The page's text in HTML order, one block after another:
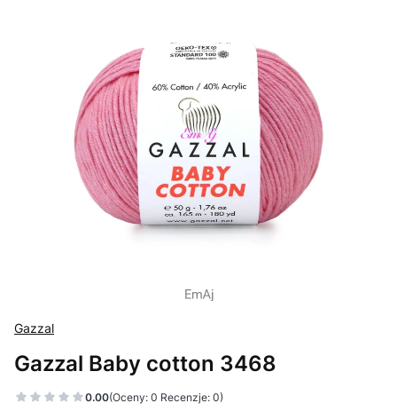
Gazzal
Gazzal Baby cotton 3468
0.00(Oceny: 0 Recenzje: 0)